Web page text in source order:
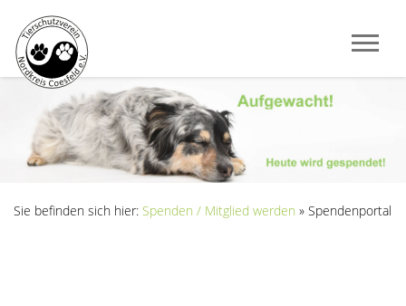
Sie befinden sich hier: Spenden / Mitglied werden » Spendenportal